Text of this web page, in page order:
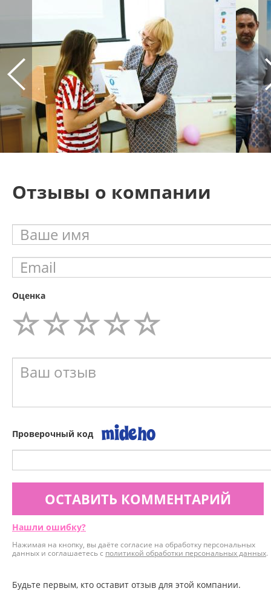
Отзывы о компании
Оценка
Проверочный код
ОСТАВИТЬ КОММЕНТАРИЙ
Нашли ошибку?
Нажимая на кнопку, вы даёте согласие на обработку персональных
данных и соглашаетесь с политикой обработки персональных данных.
Будьте первым, кто оставит отзыв для этой компании.